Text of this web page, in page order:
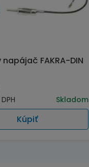
FAKRA-DIN
Skladom
Kúpiť